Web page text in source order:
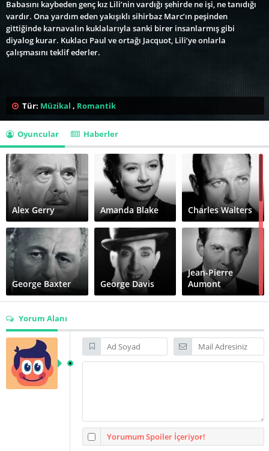
Babasını kaybeden genç kız Lili’nin vardığı şehirde ne işi, ne tanıdığı
vardır. Ona yardım eden yakışıklı sihirbaz Marc’ın peşinden
gittiğinde karnavalın kuklalarıyla sanki birer insanlarmış gibi
diyalog kurar. Kuklacı Paul ve ortağı Jacquot, Lili’ye onlarla
çalışmasını teklif ederler.
Tür: Müzikal , Romantik
Oyuncular Haberler
Alex Gerry Amanda Blake Charles Walters
George Baxter George Davis
Jean-Pierre
Aumont
Kurt Kasznar Leslie Caron Mel Ferrer
Ralph Dumke
Reginald
Simpson
Yorum Alanı
Yorumum Spoiler İçeriyor!